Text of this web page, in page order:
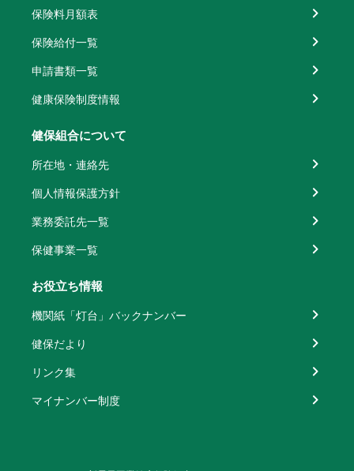
保険料月額表
保険給付一覧
申請書類一覧
健康保険制度情報
健保組合について
所在地・連絡先
個人情報保護方針
業務委託先一覧
保健事業一覧
お役立ち情報
機関紙「灯台」バックナンバー
健保だより
リンク集
マイナンバー制度